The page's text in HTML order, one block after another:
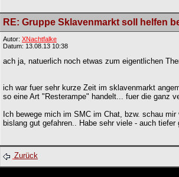
RE: Gruppe Sklavenmarkt soll helfen
Autor: XNachtfalke
Datum: 13.08.13 10:38
ach ja, natuerlich noch etwas zum eigentlichen
ich war fuer sehr kurze Zeit im sklavenmarkt
so eine Art "Resterampe" handelt... fuer die ganz
Ich bewege mich im SMC im Chat, bzw. schau
bislang gut gefahren.. Habe sehr viele - auch tiefer
Zurück